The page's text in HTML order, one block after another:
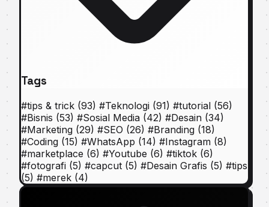
Tags
#tips & trick (93) #Teknologi (91) #tutorial (56)
#Bisnis (53) #Sosial Media (42) #Desain (34)
#Marketing (29) #SEO (26) #Branding (18)
#Coding (15) #WhatsApp (14) #Instagram (8)
#marketplace (6) #Youtube (6) #tiktok (6)
#fotografi (5) #capcut (5) #Desain Grafis (5) #tips
(5) #merek (4)